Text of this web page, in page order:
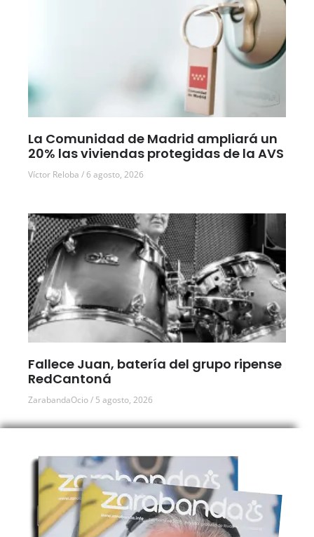
La Comunidad de Madrid ampliará un
20% las viviendas protegidas de la AVS
Víctor Reloba 6 agosto, 2026
Fallece Juan, batería del grupo ripense
RedCantoná
ZarabandaOcio 5 agosto, 2026